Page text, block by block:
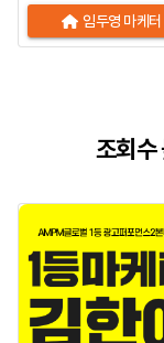
임두영 마케터
조회수